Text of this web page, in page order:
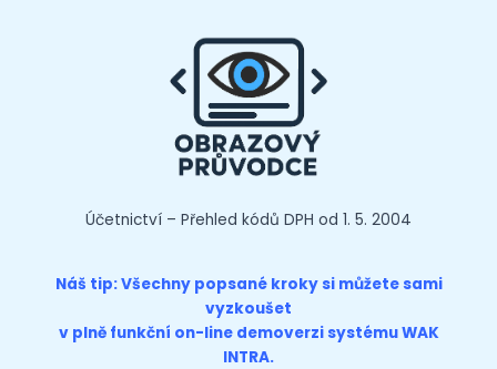
Účetnictví – Přehled kódů DPH od 1. 5. 2004
Náš tip: Všechny popsané kroky si můžete sami
vyzkoušet
v plně funkční on-line demoverzisystému WAK
INTRA.